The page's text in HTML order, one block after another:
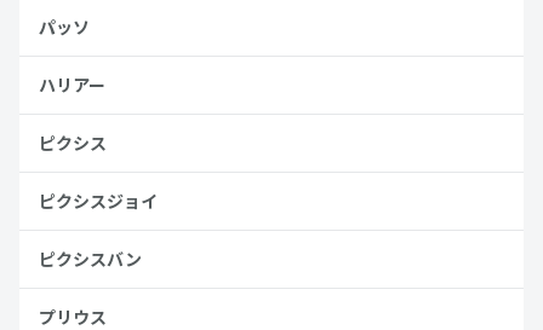
パッソ
ハリアー
ピクシス
ピクシスジョイ
ピクシスバン
プリウス